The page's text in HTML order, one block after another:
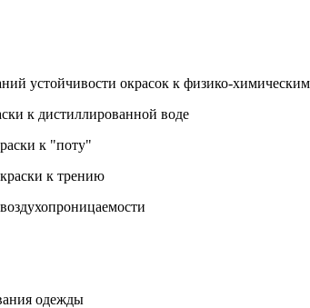
устойчивости окрасок к физико-
к дистиллированной воде
к "поту"
к трению
одежды